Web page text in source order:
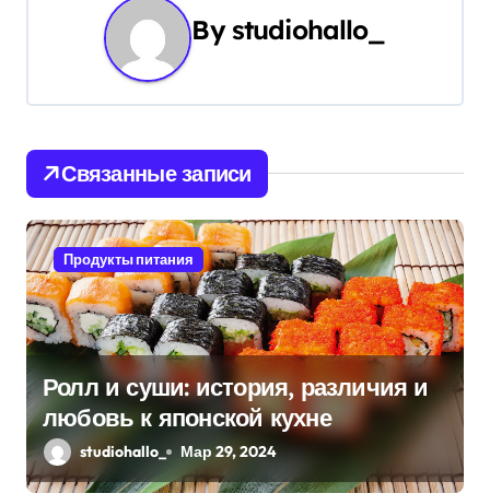
а
ц
и
я
п
о
з
а
п
By studiohallo_
Связанные записи
Продукты питания
Ролл и суши: история, различия и
любовь к японской кухне
studiohallo_ Мар 29, 2024